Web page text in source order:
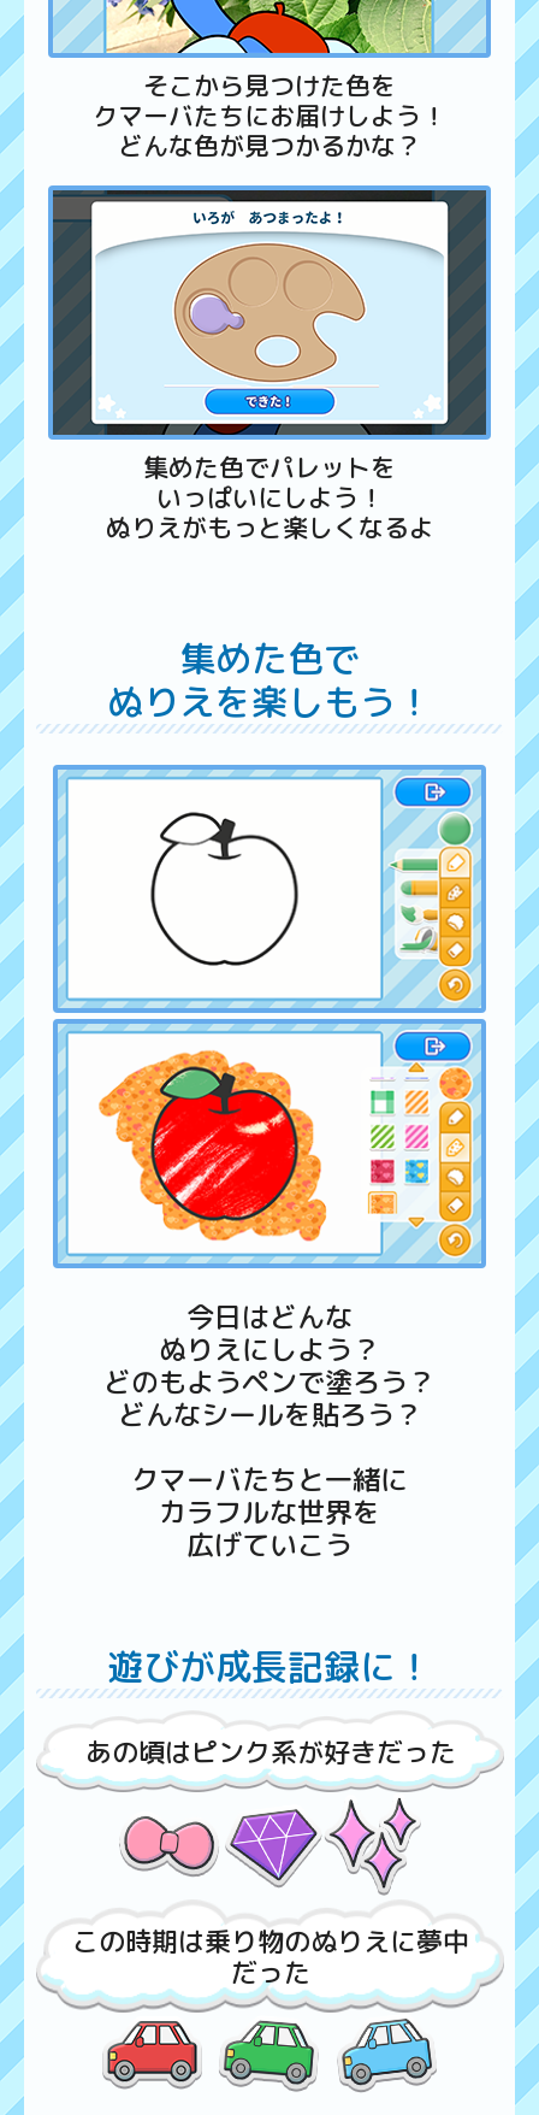
そこから見つけた色を
クマーバたちにお届けしよう！
どんな色が見つかるかな？
集めた色でパレットを
いっぱいにしよう！
ぬりえがもっと楽しくなるよ
集めた色で
ぬりえを楽しもう！
今日はどんな
ぬりえにしよう？
どのもようペンで塗ろう？
どんなシールを貼ろう？
クマーバたちと一緒に
カラフルな世界を
広げていこう
遊びが成長記録に！
あの頃はピンク系が好きだった
この時期は乗り物のぬりえに夢中
だった